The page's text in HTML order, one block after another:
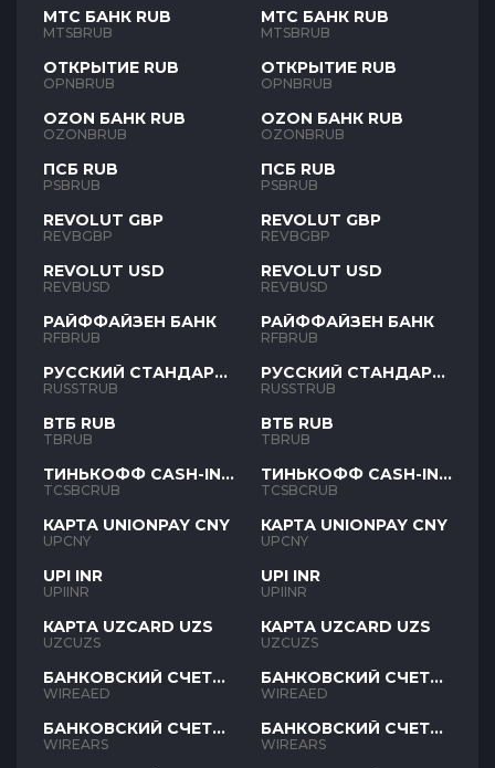
МТС БАНК RUB
MTSBRUB
ОТКРЫТИЕ RUB
OPNBRUB
OZON БАНК RUB
OZONBRUB
ПСБ RUB
PSBRUB
REVOLUT GBP
REVBGBP
REVOLUT USD
REVBUSD
РАЙФФАЙЗЕН БАНК
RFBRUB
РУССКИЙ СТАНДАРТ
RUB
RUSSTRUB
ВТБ RUB
TBRUB
ТИНЬКОФФ CASH-IN
RUB
TCSBCRUB
КАРТА UNIONPAY CNY
UPCNY
UPI INR
UPIINR
КАРТА UZCARD UZS
UZCUZS
БАНКОВСКИЙ СЧЕТ
AED
WIREAED
БАНКОВСКИЙ СЧЕТ
ARS
WIREARS
МТС БАНК RUB
MTSBRUB
ОТКРЫТИЕ RUB
OPNBRUB
OZON БАНК RUB
OZONBRUB
ПСБ RUB
PSBRUB
REVOLUT GBP
REVBGBP
REVOLUT USD
REVBUSD
РАЙФФАЙЗЕН БАНК
RFBRUB
РУССКИЙ СТАНДАРТ
RUB
RUSSTRUB
ВТБ RUB
TBRUB
ТИНЬКОФФ CASH-IN
RUB
TCSBCRUB
КАРТА UNIONPAY CNY
UPCNY
UPI INR
UPIINR
КАРТА UZCARD UZS
UZCUZS
БАНКОВСКИЙ СЧЕТ
AED
WIREAED
БАНКОВСКИЙ СЧЕТ
ARS
WIREARS